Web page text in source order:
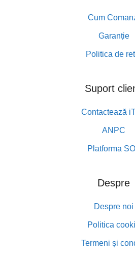
Cum
Garanție
Politica de
Suport
Contactează
ANPC
Platforma
Despre
Despre noi
Politica
Termeni și